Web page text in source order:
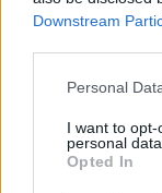
Downstream
Personal
I want to
personal data.
Opted In
los amortiguadores
le pongo bilstein.. y
mejores per los que